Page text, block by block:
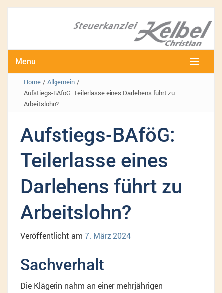
Menu
Home / Allgemein /
Aufstiegs-BAföG: Teilerlasse eines Darlehens führt zu
Arbeitslohn?
Aufstiegs-BAföG:
Teilerlasse eines
Darlehens führt zu
Arbeitslohn?
Veröffentlicht am 7. März 2024
Sachverhalt
Die Klägerin nahm an einer mehrjährigen